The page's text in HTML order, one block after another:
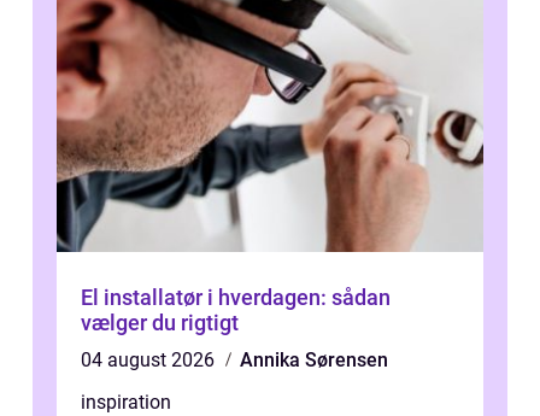
El installatør i hverdagen: sådan
vælger du rigtigt
04 august 2026
Annika Sørensen
inspiration